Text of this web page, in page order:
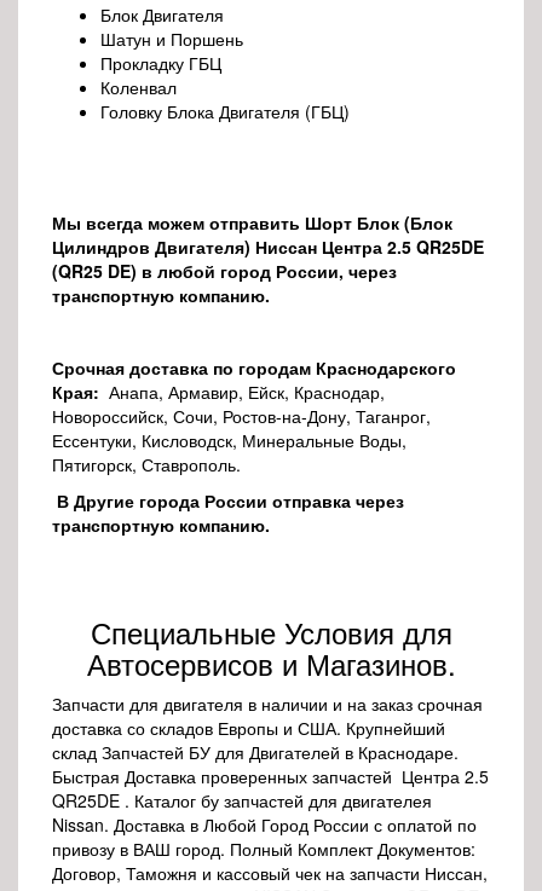
Блок Двигателя
Шатун и Поршень
Прокладку ГБЦ
Коленвал
Головку Блока Двигателя (ГБЦ)
Мы всегда можем отправить Шорт Блок (Блок
Цилиндров Двигателя) Ниссан Центра 2.5 QR25DE
(QR25 DE) в любой город России, через
транспортную компанию.
Срочная доставка по городам Краснодарского
Края: Анапа, Армавир, Ейск, Краснодар,
Новороссийск, Сочи, Ростов-на-Дону, Таганрог,
Ессентуки, Кисловодск, Минеральные Воды,
Пятигорск, Ставрополь.
В Другие города России отправка через
транспортную компанию.
Специальные Условия для
Автосервисов и Магазинов.
Запчасти для двигателя в наличии и на заказ срочная
доставка со складов Европы и США. Крупнейший
склад Запчастей БУ для Двигателей в Краснодаре.
Быстрая Доставка проверенных запчастей Центра 2.5
QR25DE . Каталог бу запчастей для двигателея
Nissan. Доставка в Любой Город России с оплатой по
привозу в ВАШ город. Полный Комплект Документов:
Договор, Таможня и кассовый чек на запчасти Ниссан,